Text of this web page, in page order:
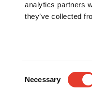
analytics partners
they’ve collected
Necessary
Gastos de envío